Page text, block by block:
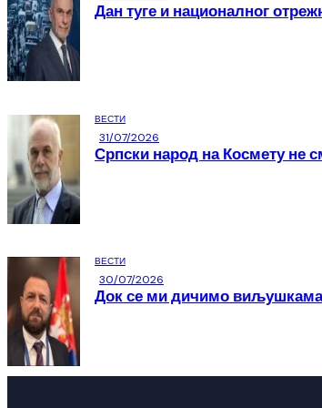
Дан туге и националног
ВЕСТИ
31/07/2026
Српски народ на Космету не
ВЕСТИ
30/07/2026
Док се ми дичимо виљушкама